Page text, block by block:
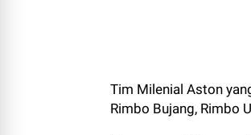
Tim Milenial Aston
Rimbo Bujang, Rimbo